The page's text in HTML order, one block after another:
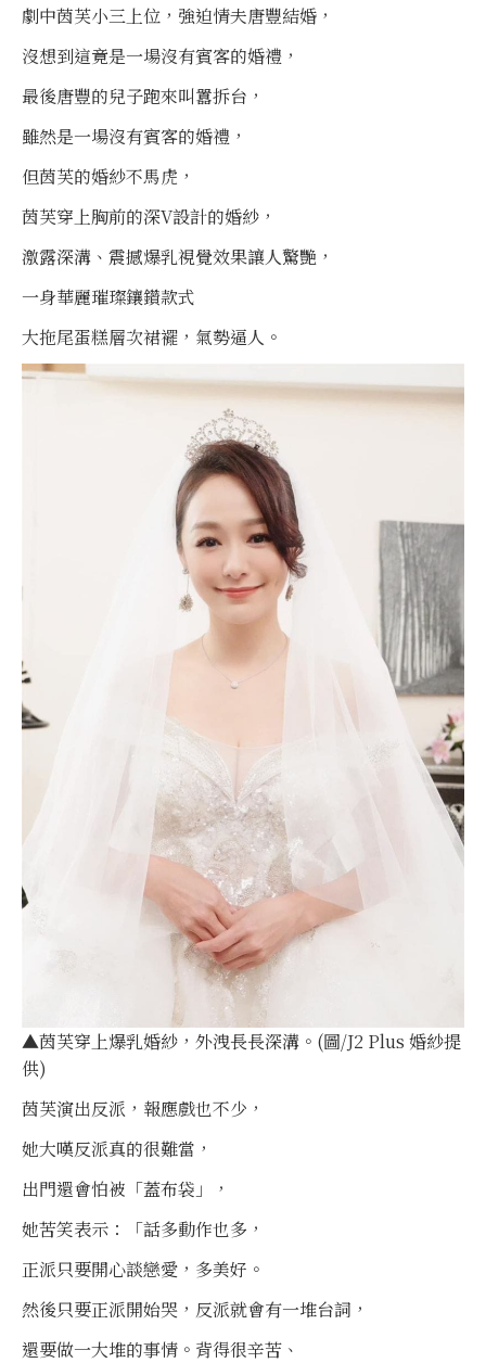
劇中茵芙小三上位，強迫情夫唐豐結婚，
沒想到這竟是一場沒有賓客的婚禮，
最後唐豐的兒子跑來叫囂拆台，
雖然是一場沒有賓客的婚禮，
但茵芙的婚紗不馬虎，
茵芙穿上胸前的深V設計的婚紗，
激露深溝、震撼爆乳視覺效果讓人驚艷，
一身華麗璀璨鑲鑽款式
大拖尾蛋糕層次裙襬，氣勢逼人。
▲茵芙穿上爆乳婚紗，外洩長長深溝。(圖/J2 Plus 婚紗提
供)
茵芙演出反派，報應戲也不少，
她大嘆反派真的很難當，
出門還會怕被「蓋布袋」，
她苦笑表示：「話多動作也多，
正派只要開心談戀愛，多美好。
然後只要正派開始哭，反派就會有一堆台詞，
還要做一大堆的事情。背得很辛苦、